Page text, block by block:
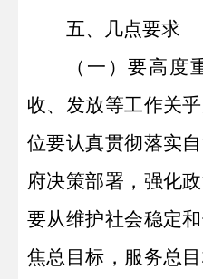
五、几点要求
（一 ）要高度
收、发放等工作关
位要认真贯彻落实
府决策部署，强化
要从维护社会稳定
焦总目标，服务总